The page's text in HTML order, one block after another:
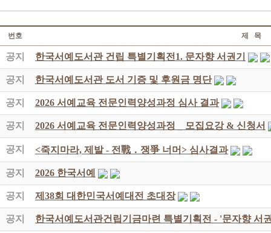
번호 제 목
공지 한국서예도서관 건립 특별기획전1. 문자향 서권기
공지 한국서예도서관 도서 기증 및 후원금 명단
공지 2026 서예교육 전문인력양성과정 심사 결과
공지 2026 서예교육 전문인력양성과정 _ 모집요강 & 신청서
공지 <죽지마라, 제발 - 전戰 ․ 쟁爭 너머> 심사결과
공지 2026 한국서예
공지 제38회 대한민국서예대전 초대장
공지 한국서예도서관건립기금마련 특별기획전 - '문자향 서